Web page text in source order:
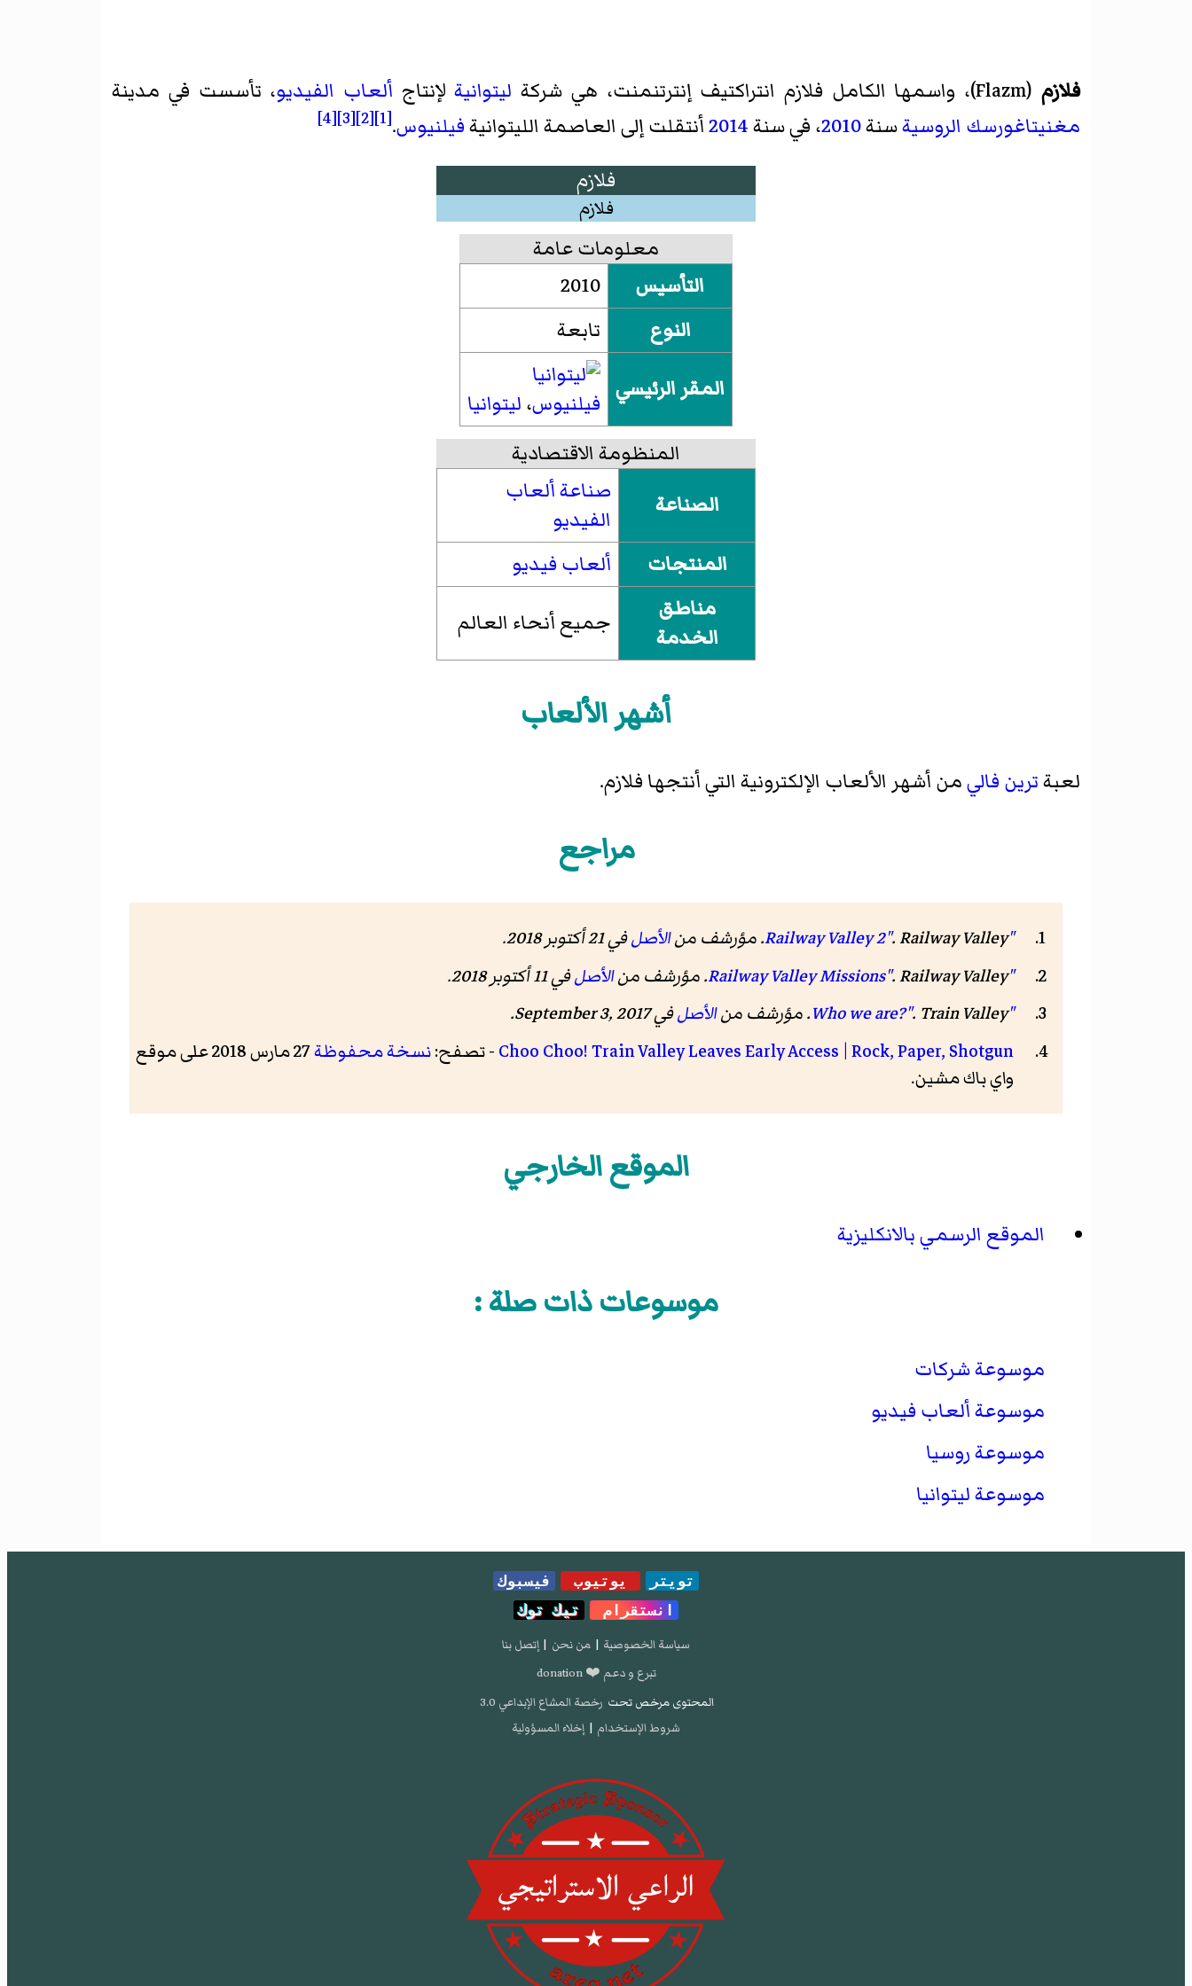
فلازم (
Flazm)‏، واسمها الكامل فلازم انتراكتيف إنترتنمنت، هي شركة ليتوانيةلإنتاج ألعاب الفيديو، تأسست في مدينة
مغنيتاغورسك الروسيةسنة2010، في سنة2014أنتقلت إلى العاصمة الليتوانيةفيلنيوس.
[1]
[2]
[3]
[4]
فلازم
فلازم
معلومات عامة
التأسيس
2010
النوع
تابعة
المقر الرئيسي
فيلنيوس، ليتوانيا
المنظومة الاقتصادية
الصناعة
صناعة ألعاب
الفيديو
المنتجات
ألعاب فيديو
مناطق
الخدمة
جميع أنحاء العالم
أشهر الألعاب
لعبةترين فاليمن أشهر الألعاب الإلكترونية التي أنتجها فلازم.
مراجع
"Railway Valley 2"
.Railway Valley . مؤرشف منالأصلفي 21 أكتوبر 2018
.
"Railway Valley Missions"
.Railway Valley . مؤرشف منالأصلفي 11 أكتوبر 2018
.
"Who we are?"
. Train Valley . مؤرشف منالأصلفي September 3, 2017
.
Choo Choo! Train Valley Leaves Early Access | Rock, Paper, Shotgun - تصفح:نسخة محفوظة
27 مارس 2018 على موقع
واي باك مشين.
الموقع الخارجي
الموقع الرسمي بالانكليزية
موسوعات ذات صلة :
موسوعة شركات
موسوعة ألعاب فيديو
موسوعة روسيا
موسوعة ليتوانيا
تويتر يوتيوب
فيسبوك
انستقرام
تيك توك
سياسة الخصوصية | من نحن | إتصل بنا
تبرع و دعم ❤️ donation
المحتوى مرخص تحت رخصة المشاع الإبداعي 3.0
شروط الإستخدام | إخلاء المسؤولية